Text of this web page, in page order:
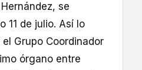
se
11 de julio. Así lo
Grupo Coordinador
órgano entre